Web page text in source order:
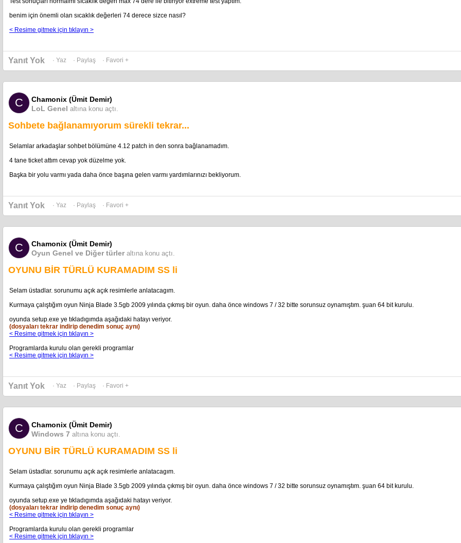
benim için önemli olan sıcaklık değerleri 74 derece sizce nasıl?
< Resime gitmek için tıklayın >
Yanıt Yok · Yaz · Paylaş · Favori +
C
Chamonix (Ümit Demir)
LoL Genel altına konu açtı.
Sohbete bağlanamıyorum sürekli tekrar...
Selamlar arkadaşlar sohbet bölümüne 4.12 patch in den sonra bağlanamadım.
4 tane ticket attım cevap yok düzelme yok.
Başka bir yolu varmı yada daha önce başına gelen varmı yardımlarınızı bekliyorum.
Yanıt Yok · Yaz · Paylaş · Favori +
C
Chamonix (Ümit Demir)
Oyun Genel ve Diğer türler altına konu açtı.
OYUNU BİR TÜRLÜ KURAMADIM SS li
Selam üstadlar. sorunumu açık açık resimlerle anlatacagım.
Kurmaya çalıştığım oyun Ninja Blade 3.5gb 2009 yılında çıkmış bir oyun. daha önce windows 7 / 32 bitte sorunsuz oynamıştım. şuan 64 bit kurulu.
oyunda setup.exe ye tıkladıgımda aşağıdaki hatayı veriyor.
(dosyaları tekrar indirip denedim sonuç aynı)
< Resime gitmek için tıklayın >
Programlarda kurulu olan gerekli programlar
< Resime gitmek için tıklayın >
Yanıt Yok · Yaz · Paylaş · Favori +
C
Chamonix (Ümit Demir)
Windows 7 altına konu açtı.
OYUNU BİR TÜRLÜ KURAMADIM SS li
Selam üstadlar. sorunumu açık açık resimlerle anlatacagım.
Kurmaya çalıştığım oyun Ninja Blade 3.5gb 2009 yılında çıkmış bir oyun. daha önce windows 7 / 32 bitte sorunsuz oynamıştım. şuan 64 bit kurulu.
oyunda setup.exe ye tıkladıgımda aşağıdaki hatayı veriyor.
(dosyaları tekrar indirip denedim sonuç aynı)
< Resime gitmek için tıklayın >
Programlarda kurulu olan gerekli programlar
< Resime gitmek için tıklayın >